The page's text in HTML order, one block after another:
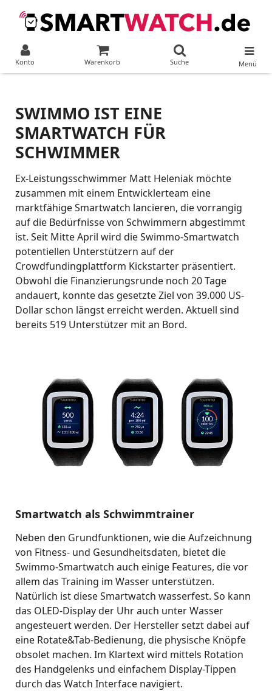
Konto Warenkorb Suche Menü
SWIMMO IST EINE
SMARTWATCH FÜR
SCHWIMMER
Ex-Leistungsschwimmer Matt Heleniak möchte
zusammen mit einem Entwicklerteam eine
marktfähige Smartwatch lancieren, die vorrangig
auf die Bedürfnisse von Schwimmern abgestimmt
ist. Seit Mitte April wird die Swimmo-Smartwatch
potentiellen Unterstützern auf der
Crowdfundingplattform Kickstarter präsentiert.
Obwohl die Finanzierungsrunde noch 20 Tage
andauert, konnte das gesetzte Ziel von 39.000 US-
Dollar schon längst erreicht werden. Aktuell sind
bereits 519 Unterstützer mit an Bord.
Smartwatch als Schwimmtrainer
Neben den Grundfunktionen, wie die Aufzeichnung
von Fitness- und Gesundheitsdaten, bietet die
Swimmo-Smartwatch auch einige Features, die vor
allem das Training im Wasser unterstützen.
Natürlich ist diese Smartwatch wasserfest. So kann
das OLED-Display der Uhr auch unter Wasser
angesteuert werden. Der Hersteller setzt dabei auf
eine Rotate&Tab-Bedienung, die physische Knöpfe
obsolet machen. Im Klartext wird mittels Rotation
des Handgelenks und einfachem Display-Tippen
durch das Watch Interface navigiert.